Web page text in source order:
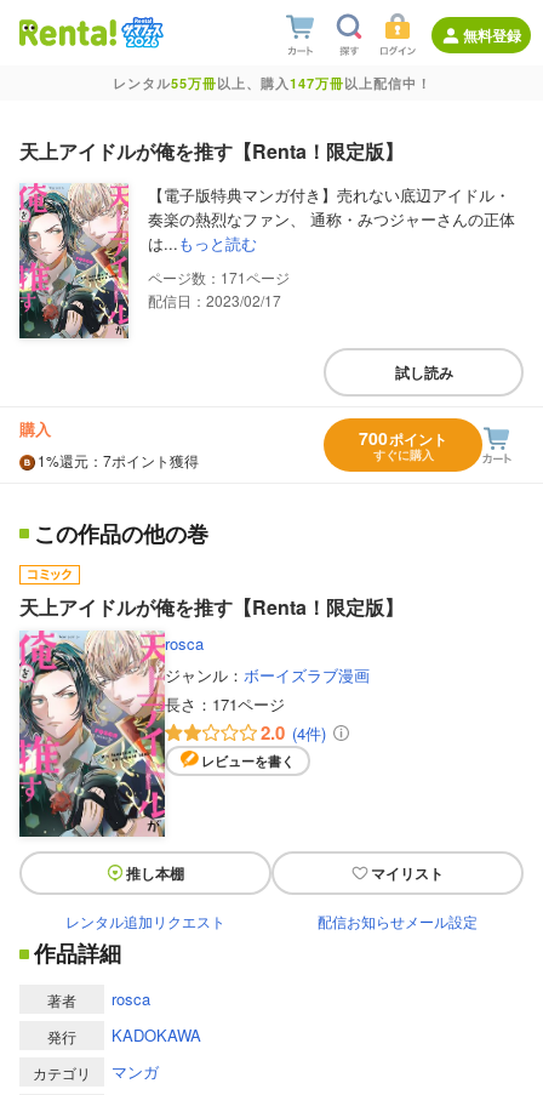
無料登録
レンタル55万冊以上、購入147万冊以上配信中！
天上アイドルが俺を推す【Renta！限定版】
【電子版特典マンガ付き】売れない底辺アイドル・
奏楽の熱烈なファン、 通称・みつジャーさんの正体
は...もっと読む
171
配信日：2023/02/17
試し読み
購入
1%還元 ：7ポイント獲得
700ポイント
すぐに購入
この作品の他の巻
天上アイドルが俺を推す【Renta！限定版】
rosca
ジャンル： ボーイズラブ漫画
長さ： 171ページ
2.0 (4件)
レビューを書く
推し本棚 マイリスト
レンタル追加リクエスト 配信お知らせメール設定
作品詳細
著者 rosca
発行 KADOKAWA
カテゴリ マンガ